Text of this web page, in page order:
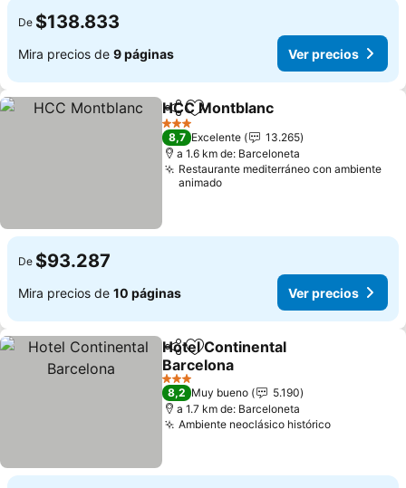
De $138.833
Mira precios de 9 páginas Ver precios
CompartirAgregar a favoritos
HCC Montblanc
3 Estrellas
8,7 Excelente
13.265
a 1.6 km de: Barceloneta
Restaurante mediterráneo con ambiente
animado
De $93.287
Mira precios de 10 páginas Ver precios
CompartirAgregar a favoritos
Hotel Continental
Barcelona
3 Estrellas
8,2 Muy bueno
5.190
a 1.7 km de: Barceloneta
Ambiente neoclásico histórico